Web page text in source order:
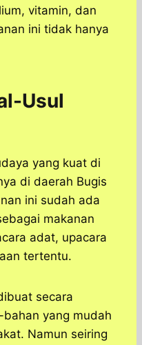
vitamin, dan
ini tidak hanya
Usul
yang kuat di
di daerah Bugis
ini sudah ada
makanan
adat, upacara
tertentu.
secara
yang mudah
Namun seiring